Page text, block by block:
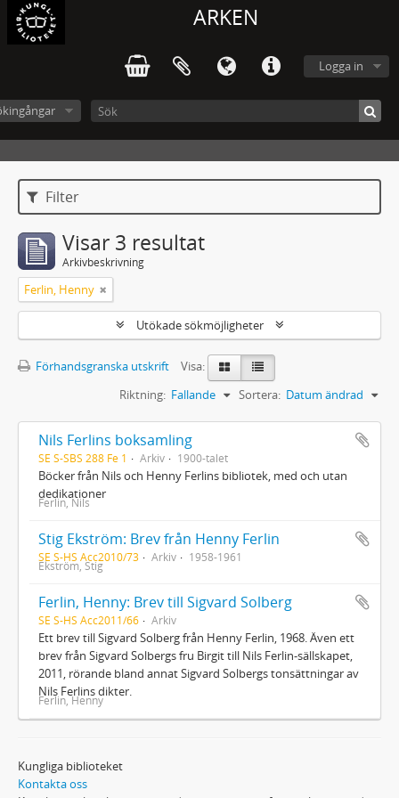
ARKEN
Logga in
Filter
Visar 3 resultat
Arkivbeskrivning
Ferlin, Henny
Utökade sökmöjligheter
Förhandsgranska utskrift
Visa:
Sortera: Datum ändrad
Riktning: Fallande
Nils Ferlins boksamling
SE S-SBS 288 Fe 1 Arkiv 1900-talet
Böcker från Nils och Henny Ferlins bibliotek, med och utan
dedikationer
Ferlin, Nils
Stig Ekström: Brev från Henny Ferlin
SE S-HS Acc2010/73 Arkiv 1958-1961
Ekström, Stig
Ferlin, Henny: Brev till Sigvard Solberg
SE S-HS Acc2011/66 Arkiv
Ett brev till Sigvard Solberg från Henny Ferlin, 1968. Även ett
brev från Sigvard Solbergs fru Birgit till Nils Ferlin-sällskapet,
2011, rörande bland annat Sigvard Solbergs tonsättningar av
Nils Ferlins dikter.
Ferlin, Henny
Kungliga biblioteket
Kontakta oss